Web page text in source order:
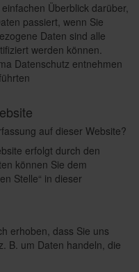
Überblick darüber,
passiert, wenn Sie
Daten sind alle
werden können.
Datenschutz entnehmen
auf dieser Website?
erfolgt durch den
können Sie dem
Stelle“ in dieser
erhoben, dass Sie uns
B. um Daten handeln, die